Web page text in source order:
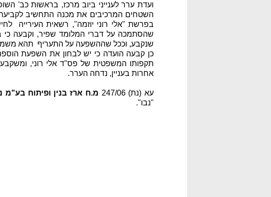
ועדת ערר לענייני ביוב מרכז, בראשות כב'
בפרשת "אלי רוני יוזמה", רשאית העירייה
שהסתמכה על דברי המלומד שפיר, וקבעה
שנקבע, וככל שההשפעה על התעריף תהא
כן קבעה הועדה כי יש לבחון את השפעת
תקפותו המשפטית של פס"ד אלי רוני, ומשקבעה
אחרות בעניין, נדחה הערר.
עא (נת) 247/06 מ.ח ארז בנין ופיתוח בע"מ
"נבו".